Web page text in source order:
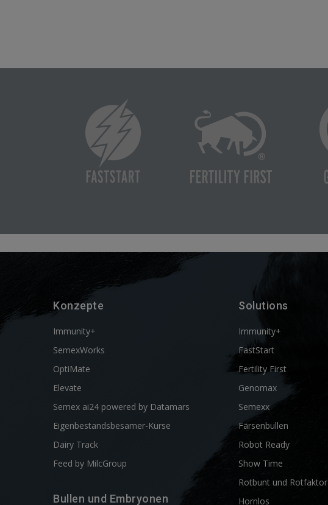
Konzepte
Immunity+
SemexWorks
OptiMate
Elevate
Semex ai24 powered by Datamars
Eigenbestandsbesamer-Kurse
Dairy Track
Feed by MilcGroup
Bullen und Embryonen
Solutions
Immunity+
FastStart
Fertility First
Genomax
Semexx
Färsenbullen
Robot Ready
Show Time
Rotbunt und Rotfaktor
Hornlos